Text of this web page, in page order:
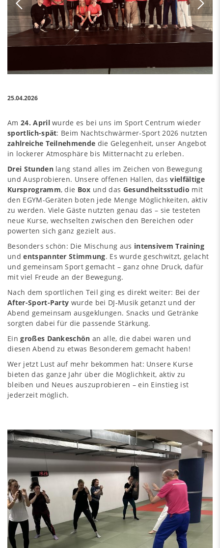
25.04.2026
Am 24. Aprilwurde es bei uns im Sport Centrum wieder
sportlich-spät: Beim Nachtschwärmer-Sport 2026 nutzten
zahlreiche Teilnehmende die Gelegenheit, unser Angebot
in lockerer Atmosphäre bis Mitternacht zu erleben.
Drei Stundenlang stand alles im Zeichen von Bewegung
und Ausprobieren. Unsere offenen Hallen, dasvielfältige
Kursprogramm, die Box und das Gesundheitsstudio mit
den EGYM-Geräten boten jede Menge Möglichkeiten, aktiv
zu werden. Viele Gäste nutzten genau das – sie testeten
neue Kurse, wechselten zwischen den Bereichen oder
powerten sich ganz gezielt aus.
Besonders schön: Die Mischung aus intensivem Training
undentspannter Stimmung. Es wurde geschwitzt, gelacht
und gemeinsam Sport gemacht – ganz ohne Druck, dafür
mit viel Freude an der Bewegung.
Nach dem sportlichen Teil ging es direkt weiter: Bei der
After-Sport-Party wurde bei DJ-Musik getanzt und der
Abend gemeinsam ausgeklungen. Snacks und Getränke
sorgten dabei für die passende Stärkung.
Eingroßes Dankeschön an alle, die dabei waren und
diesen Abend zu etwas Besonderem gemacht haben!
Wer jetzt Lust auf mehr bekommen hat: Unsere Kurse
bieten das ganze Jahr über die Möglichkeit, aktiv zu
bleiben und Neues auszuprobieren – ein Einstieg ist
jederzeit möglich.